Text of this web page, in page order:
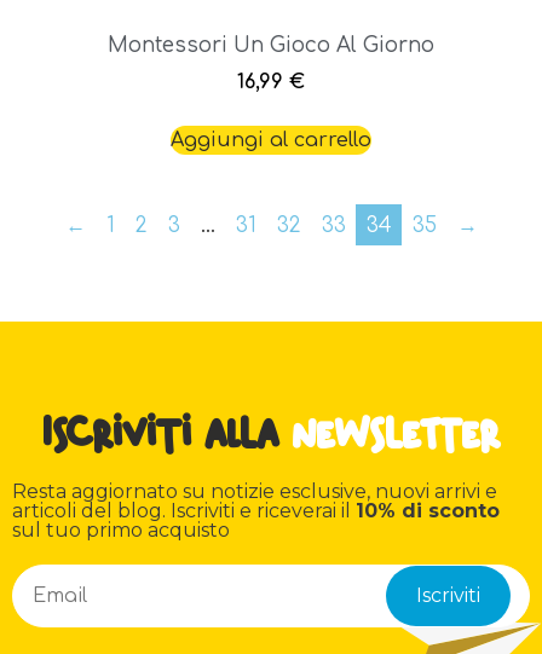
Montessori Un Gioco Al Giorno
16,99 €
Aggiungi al carrello
← 1 2 3 … 31 32 33 34 35 →
Iscriviti alla newsletter
Resta aggiornato su notizie esclusive, nuovi arrivi e
articoli del blog. Iscriviti e riceverai il 10% di sconto
sul tuo primo acquisto